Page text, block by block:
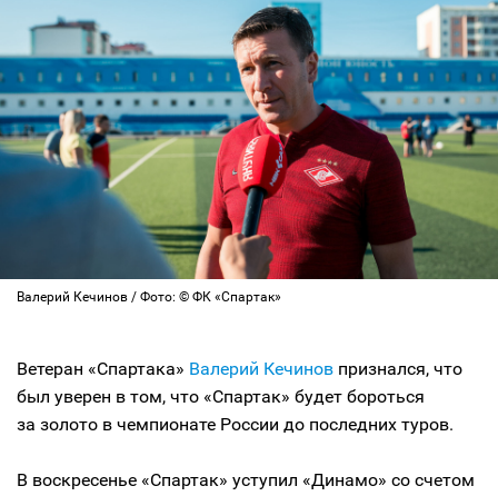
Валерий Кечинов / Фото: © ФК «Спартак»
Ветеран «Спартака» Валерий Кечинов признался, что
был уверен в том, что «Спартак» будет бороться
за золото в чемпионате России до последних туров.
В воскресенье «Спартак» уступил «Динамо» со счетом